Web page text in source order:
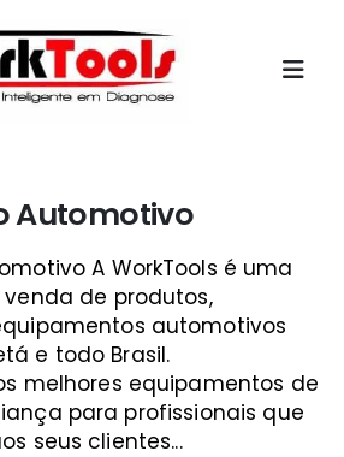
Automotivo
A WorkTools é uma
de produtos,
automotivos
e todo Brasil.
melhores equipamentos de
para profissionais que
seus clientes...